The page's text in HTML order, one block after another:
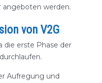
angeboten werden.
von V2G
die erste Phase der
Aufregung und